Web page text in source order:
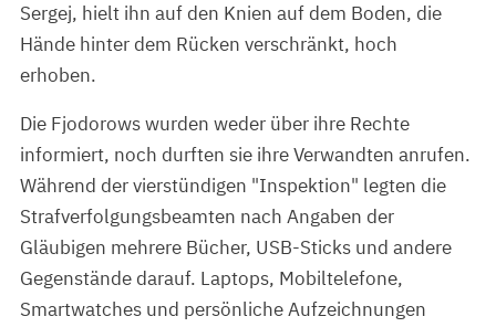
Sergej, hielt ihn auf den Knien auf dem Boden, die
Hände hinter dem Rücken verschränkt, hoch
erhoben.
Die Fjodorows wurden weder über ihre Rechte
informiert, noch durften sie ihre Verwandten anrufen.
Während der vierstündigen "Inspektion" legten die
Strafverfolgungsbeamten nach Angaben der
Gläubigen mehrere Bücher, USB-Sticks und andere
Gegenstände darauf. Laptops, Mobiltelefone,
Smartwatches und persönliche Aufzeichnungen